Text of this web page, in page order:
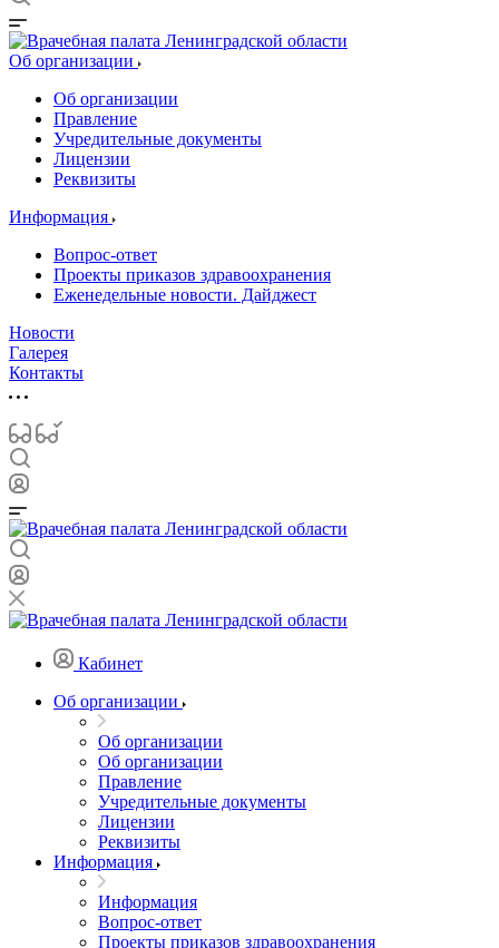
Об организации
Об организации
Правление
Учредительные документы
Лицензии
Реквизиты
Информация
Вопрос-ответ
Проекты приказов здравоохранения
Еженедельные новости. Дайджест
Новости
Галерея
Контакты
Кабинет
Об организации
Об организации
Об организации
Правление
Учредительные документы
Лицензии
Реквизиты
Информация
Информация
Вопрос-ответ
Проекты приказов здравоохранения